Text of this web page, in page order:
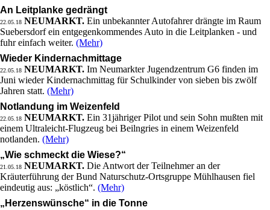
An Leitplanke gedrängt
22.05.18 NEUMARKT. Ein unbekannter Autofahrer drängte im Raum
Suebersdorf ein entgegenkommendes Auto in die Leitplanken - und
fuhr einfach weiter. (Mehr)
Wieder Kindernachmittage
22.05.18 NEUMARKT. Im Neumarkter Jugendzentrum G6 finden im
Juni wieder Kindernachmittag für Schulkinder von sieben bis zwölf
Jahren statt. (Mehr)
Notlandung im Weizenfeld
22.05.18 NEUMARKT. Ein 31jähriger Pilot und sein Sohn mußten mit
einem Ultraleicht-Flugzeug bei Beilngries in einem Weizenfeld
notlanden. (Mehr)
„Wie schmeckt die Wiese?“
21.05.18 NEUMARKT. Die Antwort der Teilnehmer an der
Kräuterführung der Bund Naturschutz-Ortsgruppe Mühlhausen fiel
eindeutig aus: „köstlich“. (Mehr)
„Herzenswünsche“ in die Tonne